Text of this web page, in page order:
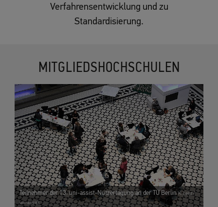
Verfahrensentwicklung und zu
Standardisierung.
MITGLIEDSHOCHSCHULEN
Teilnehmer der 13. uni-assist-Nutzertagung an der TU BerlinK. Lenz /
uni-assist